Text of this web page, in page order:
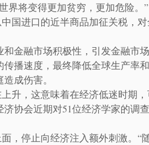
界将变得更加贫穷，更加危险。”
国进口的近半商品加征关税，
金融市场积极性，引发金融市
播速度，最终降低全球生产率
成伤害。
升，这意味着在经济低迷时期，
协会近期对51位经济学家的调
，停止向经济注入额外刺激。“